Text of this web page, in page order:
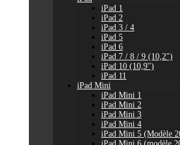
iPad 1
iPad 2
iPad 3 / 4
iPad 5
iPad 6
iPad 7 / 8 / 9 (10,2")
iPad 10 (10,9'')
iPad 11
iPad Mini
iPad Mini 1
iPad Mini 2
iPad Mini 3
iPad Mini 4
iPad Mini 5 (Modèle